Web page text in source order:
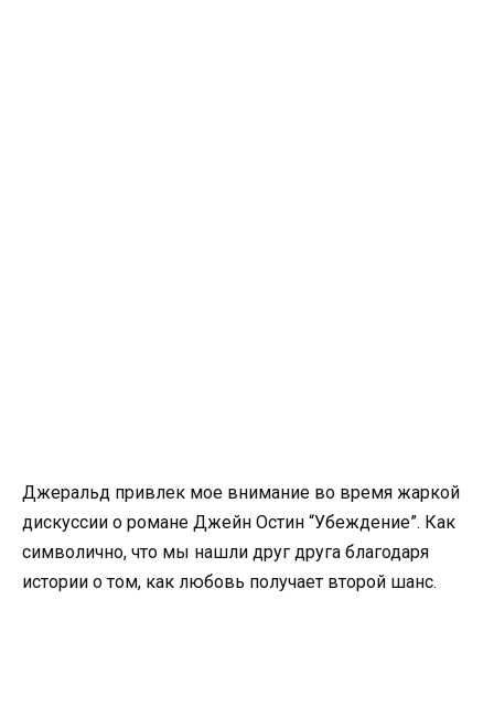
Джеральд привлек мое внимание во время жаркой
дискуссии о романе Джейн Остин “Убеждение”. Как
символично, что мы нашли друг друга благодаря
истории о том, как любовь получает второй шанс.